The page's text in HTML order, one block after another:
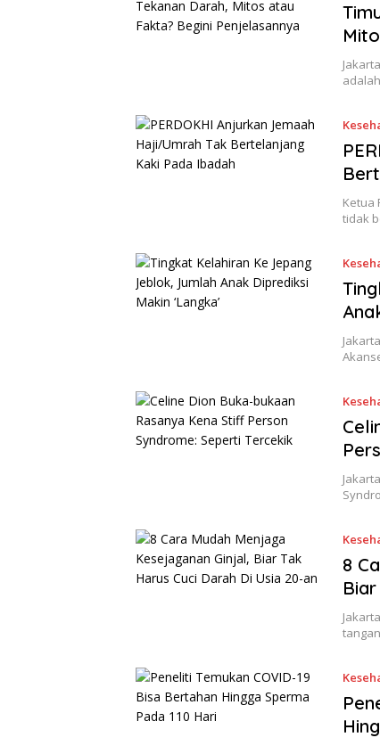
Ketua
tidak
8